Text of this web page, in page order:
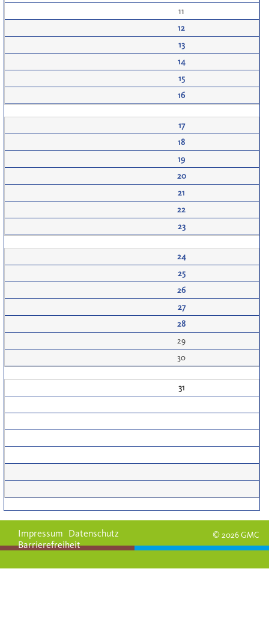
11
12
13
14
15
16
17
18
19
20
21
22
23
24
25
26
27
28
29
30
31
© 2026 GMC
Impressum Datenschutz
Barrierefreiheit